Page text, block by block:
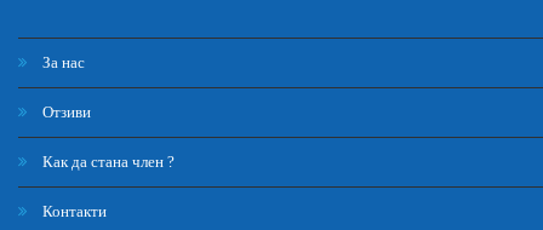
За нас
Отзиви
Как да стана член ?
Контакти